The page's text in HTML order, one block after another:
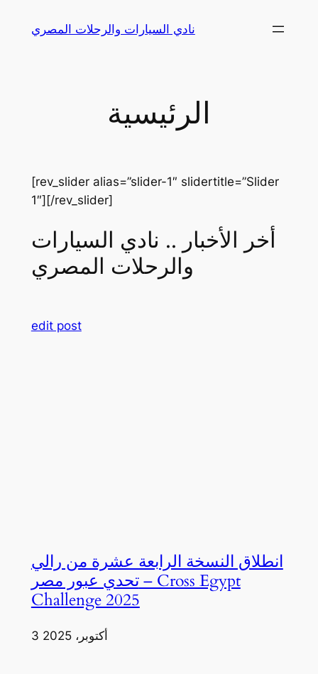
نادي السيارات والرحلات المصري
الرئيسية
[rev_slider alias=”slider-1″ slidertitle=”Slider
1″][/rev_slider]
أخر الأخبار .. نادي السيارات
والرحلات المصري
edit post
انطلاق النسخة الرابعة عشرة من رالي
تحدي عبور مصر – Cross Egypt
Challenge 2025
3 أكتوبر، 2025